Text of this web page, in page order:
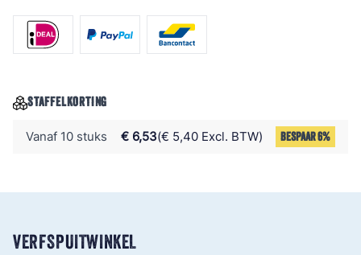
STAFFELKORTING
Vanaf 10 stuks € 6,53 € 5,40 Excl. BTW BESPAAR 6%
VERFSPUITWINKEL